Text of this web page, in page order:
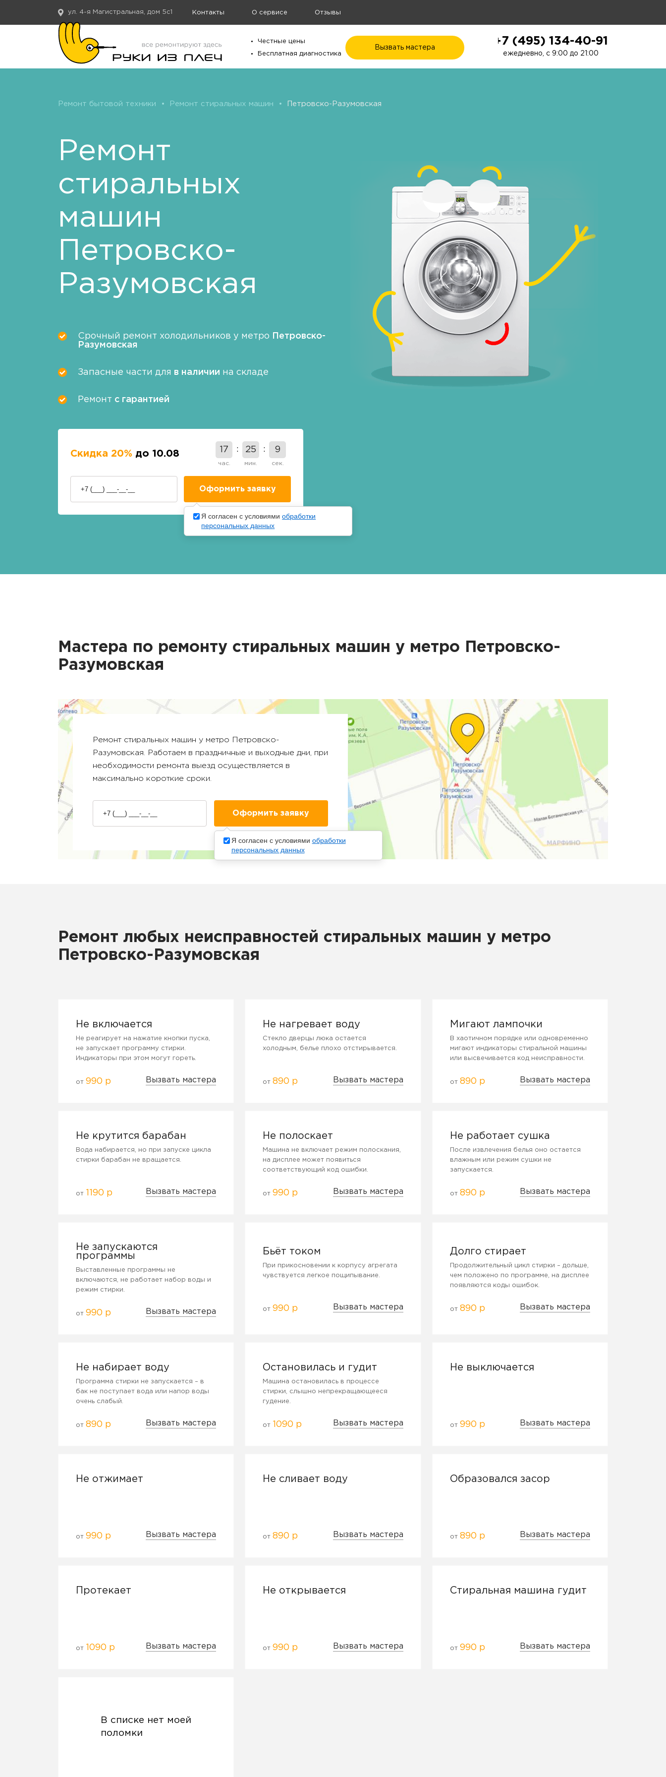
ул. 4-я Магистральная, дом 5с1 Контакты О сервисе Отзывы
Честные цены
Бесплатная диагностика
Вызвать мастера
+7 (495) 134-40-91
ежедневно, с 9:00 до 21:00
Ремонт бытовой техники • Ремонт стиральных машин • Петровско-Разумовская
Ремонт
стиральных
машин
Петровско-
Разумовская
Срочный ремонт холодильников у метро
Петровско-
Разумовская
Запасные части для в наличии на складе
Ремонт с гарантией
Скидка 20% до 10.08 17
час.
25
мин.
8
сек.
Мастера по ремонту стиральных машин у метро
Петровско-
Разумовская
Ремонт стиральных машин у метро
Петровско-
Разумовская. Работаем в праздничные и выходные дни, при
необходимости ремонта выезд осуществляется в
максимально короткие сроки.
Ремонт любых неисправностей стиральных машин у метро
Петровско-Разумовская
Не включается
Не реагирует на нажатие кнопки пуска,
не запускает программу стирки.
Индикаторы при этом могут гореть.
от 990 р Вызвать мастера
Не нагревает воду
Стекло дверцы люка остается
холодным, белье плохо отстирывается.
от890 р Вызвать мастера
Мигают лампочки
В хаотичном порядке или одновременно
мигают индикаторы стиральной машины
или высвечивается код неисправности.
от 890 р Вызвать мастера
Не крутится барабан
Вода набирается, но при запуске цикла
стирки барабан не вращается.
от 1190 р Вызвать мастера
Не полоскает
Машина не включает режим полоскания,
на дисплее может появиться
соответствующий код ошибки.
от990 р Вызвать мастера
Не работает сушка
После извлечения белья оно остается
влажным или режим сушки не
запускается.
от 890 р Вызвать мастера
Не запускаются
программы
Выставленные программы не
включаются, не работает набор воды и
режим стирки.
от 990 р Вызвать мастера
Бьёт током
При прикосновении к корпусу агрегата
чувствуется легкое пощипывание.
от990 р Вызвать мастера
Долго стирает
Продолжительный цикл стирки – дольше,
чем положено по программе, на дисплее
появляются коды ошибок.
от 890 р Вызвать мастера
Не набирает воду
Программа стирки не запускается – в
бак не поступает вода или напор воды
очень слабый.
от 890 р Вызвать мастера
Остановилась и гудит
Машина остановилась в процессе
стирки, слышно непрекращающееся
гудение.
от 1090 р Вызвать мастера
Не выключается
от 990 р Вызвать мастера
Не отжимает
от 990 р Вызвать мастера
Не сливает воду
от890 р Вызвать мастера
Образовался засор
от 890 р Вызвать мастера
Протекает
от 1090 р Вызвать мастера
Не открывается
от990 р Вызвать мастера
Стиральная машина гудит
от 990 р Вызвать мастера
В списке нет моей
поломки
Я согласен с условиямиобработки
персональных данных
Я согласен с условиями обработки
персональных данных